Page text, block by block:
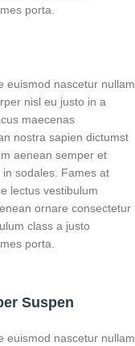
porta.
euismod nascetur nullam
nisl eu justo in a
maecenas
nostra sapien dictumst
aenean semper et
sodales. Fames at
lectus vestibulum
ornare consectetur
class a justo
porta.
Suspen
euismod nascetur nullam